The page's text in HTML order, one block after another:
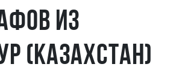
из
(Казахстан)